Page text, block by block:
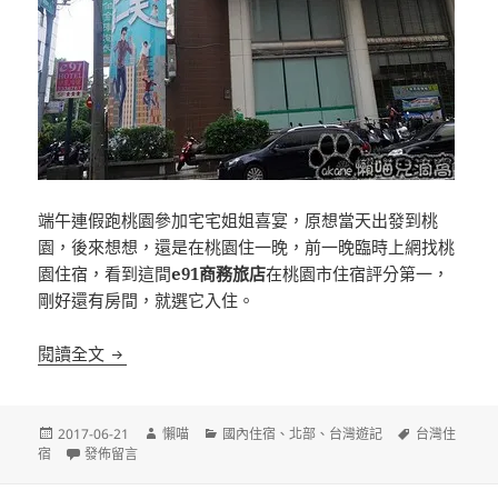
端午連假跑桃園參加宅宅姐姐喜宴，原想當天出發到桃
園，後來想想，還是在桃園住一晚，前一晚臨時上網找桃
園住宿，看到這間e91商務旅店在桃園市住宿評分第一，
剛好還有房間，就選它入住。
閱讀全文 [桃園]e91商務旅店 191 hotel 鄰近桃園火車站
發
佈
2017-06-21
作
懶喵
分
國內住宿 、北部 、 台灣遊記
標
台灣住
宿
在〈[桃園]e91商務旅店 191 hotel 鄰近桃園火車站〉
發佈留言